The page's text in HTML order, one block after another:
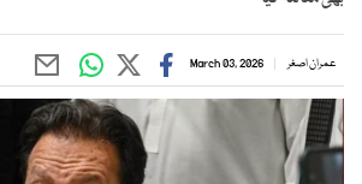
عمران اصغر March 03, 2026